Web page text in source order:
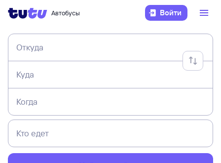
Автобусы Войти
Откуда
Куда
Когда
Кто едет